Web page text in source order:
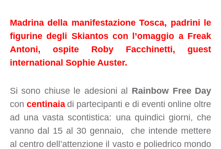
Madrina della manifestazione Tosca, padrini le
figurine degli Skiantos con l’omaggio a Freak
Antoni, ospite Roby Facchinetti, guest
international Sophie Auster.
Si sono chiuse le adesioni al Rainbow Free Day
con centinaia di partecipanti e di eventi online oltre
ad una vasta scontistica: una quindici giorni, che
vanno dal 15 al 30 gennaio, che intende mettere
al centro dell’attenzione il vasto e poliedrico mondo